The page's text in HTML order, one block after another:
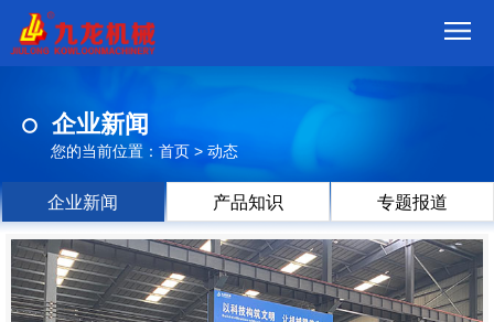
品
视
频
现
企业新闻
您的当前位置： 首页 > 动态
企业新闻 产品知识 专题报道